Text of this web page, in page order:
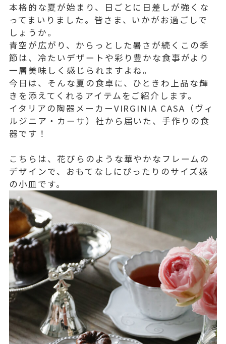
本格的な夏が始まり、日ごとに日差しが強くな
ってまいりました。皆さま、いかがお過ごしで
しょうか。
青空が広がり、からっとした暑さが続くこの季
節は、冷たいデザートや彩り豊かな食事がより
一層美味しく感じられますよね。
今日は、そんな夏の食卓に、ひときわ上品な輝
きを添えてくれるアイテムをご紹介します。
イタリアの陶器メーカーVIRGINIA CASA（ヴィ
ルジニア・カーサ）社から届いた、手作りの食
器です！
こちらは、花びらのような華やかなフレームの
デザインで、おもてなしにぴったりのサイズ感
の小皿です。